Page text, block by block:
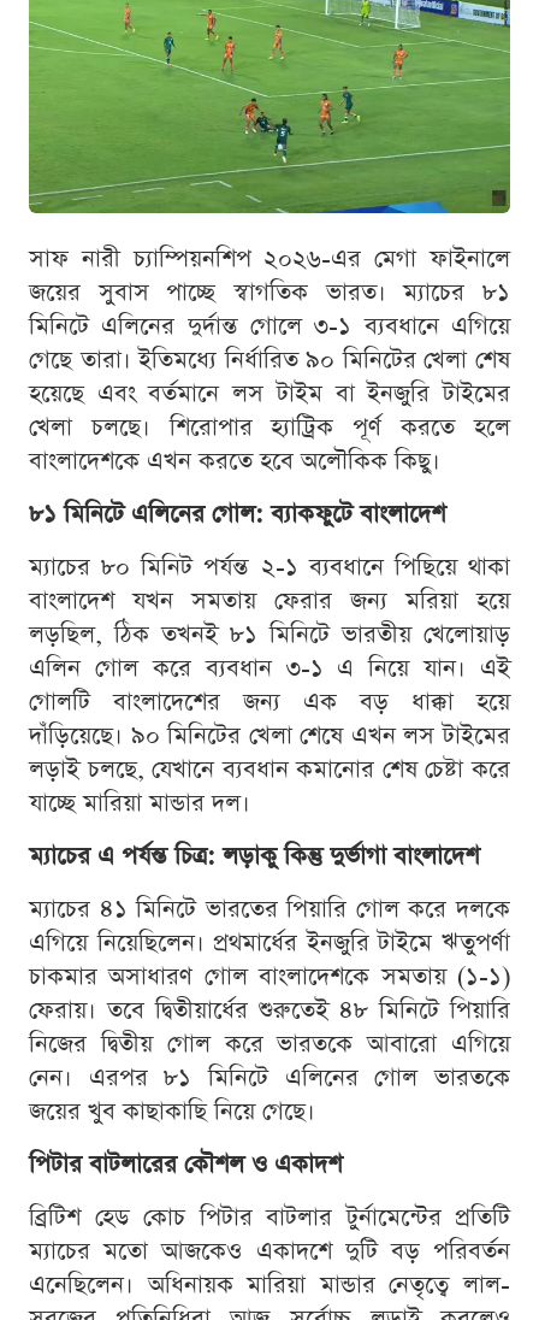
সাফ নারী চ্যাম্পিয়নশিপ ২০২৬-এর মেগা ফাইনালে
জয়ের সুবাস পাচ্ছে স্বাগতিক ভারত। ম্যাচের ৮১
মিনিটে এলিনের দুর্দান্ত গোলে ৩-১ ব্যবধানে এগিয়ে
গেছে তারা। ইতিমধ্যে নির্ধারিত ৯০ মিনিটের খেলা শেষ
হয়েছে এবং বর্তমানে লস টাইম বা ইনজুরি টাইমের
খেলা চলছে। শিরোপার হ্যাট্রিক পূর্ণ করতে হলে
বাংলাদেশকে এখন করতে হবে অলৌকিক কিছু।
৮১ মিনিটে এলিনের গোল: ব্যাকফুটে বাংলাদেশ
ম্যাচের ৮০ মিনিট পর্যন্ত ২-১ ব্যবধানে পিছিয়ে থাকা
বাংলাদেশ যখন সমতায় ফেরার জন্য মরিয়া হয়ে
লড়ছিল, ঠিক তখনই ৮১ মিনিটে ভারতীয় খেলোয়াড়
এলিন গোল করে ব্যবধান ৩-১ এ নিয়ে যান। এই
গোলটি বাংলাদেশের জন্য এক বড় ধাক্কা হয়ে
দাঁড়িয়েছে। ৯০ মিনিটের খেলা শেষে এখন লস টাইমের
লড়াই চলছে, যেখানে ব্যবধান কমানোর শেষ চেষ্টা করে
যাচ্ছে মারিয়া মান্ডার দল।
ম্যাচের এ পর্যন্ত চিত্র: লড়াকু কিন্তু দুর্ভাগা বাংলাদেশ
ম্যাচের ৪১ মিনিটে ভারতের পিয়ারি গোল করে দলকে
এগিয়ে নিয়েছিলেন। প্রথমার্ধের ইনজুরি টাইমে ঋতুপর্ণা
চাকমার অসাধারণ গোল বাংলাদেশকে সমতায় (১-১)
ফেরায়। তবে দ্বিতীয়ার্ধের শুরুতেই ৪৮ মিনিটে পিয়ারি
নিজের দ্বিতীয় গোল করে ভারতকে আবারো এগিয়ে
নেন। এরপর ৮১ মিনিটে এলিনের গোল ভারতকে
জয়ের খুব কাছাকাছি নিয়ে গেছে।
পিটার বাটলারের কৌশল ও একাদশ
ব্রিটিশ হেড কোচ পিটার বাটলার টুর্নামেন্টের প্রতিটি
ম্যাচের মতো আজকেও একাদশে দুটি বড় পরিবর্তন
এনেছিলেন। অধিনায়ক মারিয়া মান্ডার নেতৃত্বে লাল-